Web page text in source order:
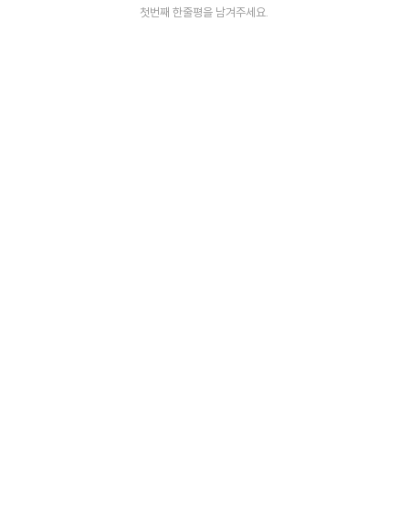
첫번째 한줄평을 남겨주세요.